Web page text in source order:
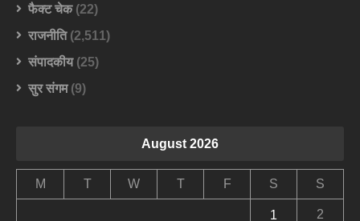
फैक्ट चेक(22)
राजनीति(2,511)
संपादकीय(25)
सुर संगम(9)
August 2026
M T W T F S S
1 2